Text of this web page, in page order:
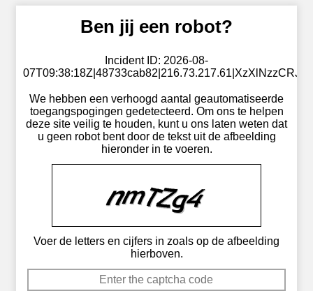
Ben jij een robot?
Incident ID: 2026-08-
07T09:38:18Z|48733cab82|216.73.217.61|XzXlNzzCRJ
We hebben een verhoogd aantal geautomatiseerde
toegangspogingen gedetecteerd. Om ons te helpen
deze site veilig te houden, kunt u ons laten weten dat
u geen robot bent door de tekst uit de afbeelding
hieronder in te voeren.
Voer de letters en cijfers in zoals op de afbeelding
hierboven.